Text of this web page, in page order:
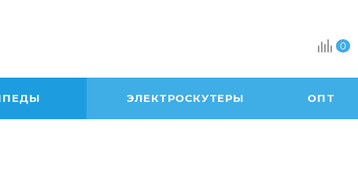
0
ЭЛЕКТРОСКУТЕРЫ ОПТ